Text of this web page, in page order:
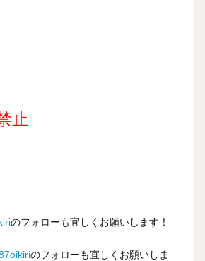
止
のフォローも宜しくお願いします！
のフォローも宜しくお願いしま